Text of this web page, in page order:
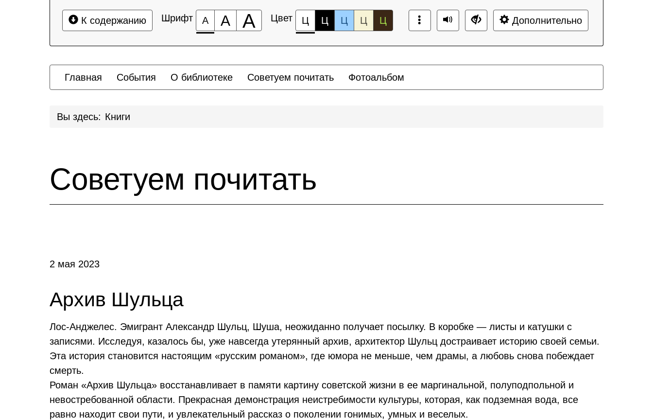
К содержанию Шрифт А А А Цвет Ц Ц Ц Ц Ц Дополнительно
Главная События О библиотеке Советуем почитать Фотоальбом
Вы здесь: Книги
Советуем почитать
2 мая 2023
Архив Шульца
Лос-Анджелес. Эмигрант Александр Шульц, Шуша, неожиданно получает посылку. В коробке — листы и катушки с
записями. Исследуя, казалось бы, уже навсегда утерянный архив, архитектор Шульц достраивает историю своей семьи.
Эта история становится настоящим «русским романом», где юмора не меньше, чем драмы, а любовь снова побеждает
смерть.
Роман «Архив Шульца» восстанавливает в памяти картину советской жизни в ее маргинальной, полуподпольной и
невостребованной области. Прекрасная демонстрация неистребимости культуры, которая, как подземная вода, все
равно находит свои пути, и увлекательный рассказ о поколении гонимых, умных и веселых.